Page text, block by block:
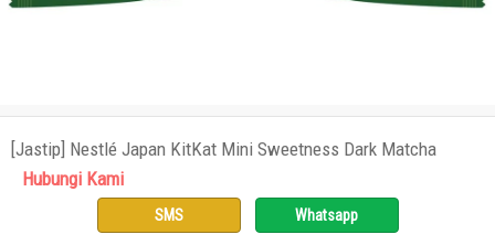
[Jastip] Nestlé Japan KitKat Mini Sweetness Dark Matcha
Hubungi Kami
SMS Whatsapp